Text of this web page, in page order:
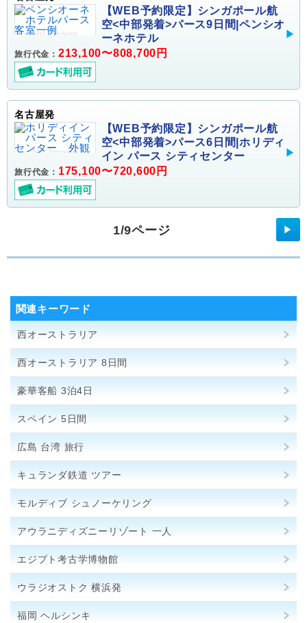
【WEB予約限定】シンガポール航
空<中部発着>パース9日間|ペンシオ
ーネホテル
旅行代金： 213,100〜808,700円
名古屋発
【WEB予約限定】シンガポール航
空<中部発着>パース6日間|ホリディ
イン パース シティセンター
旅行代金： 175,100〜720,600円
1/9ページ ▶
関連キーワード
西オーストラリア
西オーストラリア 8日間
豪華客船 3泊4日
スペイン 5日間
広島 台湾 旅行
キュランダ鉄道 ツアー
モルディブ シュノーケリング
アウラニディズニーリゾート 一人
エジプト考古学博物館
ウラジオストク 横浜発
福岡 ヘルシンキ